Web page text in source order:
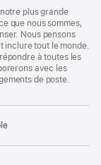
plus grande
que nous sommes,
Nous pensons
inclure tout le monde.
à toutes les
avec les
de poste.